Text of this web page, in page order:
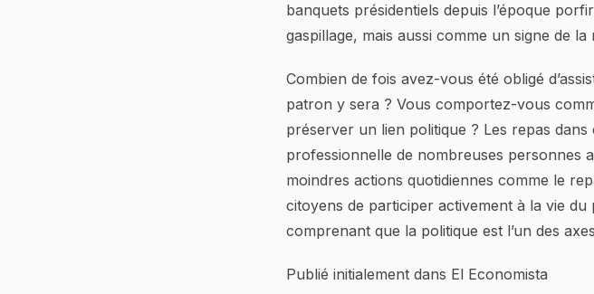
banquets présidentiels depuis l’époque
gaspillage, mais aussi comme un signe de
Combien de fois avez-vous été obligé
patron y sera ? Vous comportez-vous
préserver un lien politique ? Les repas
professionnelle de nombreuses personnes
moindres actions quotidiennes comme le
citoyens de participer activement à la vie
comprenant que la politique est l’un des
Publié initialement dans El Economista